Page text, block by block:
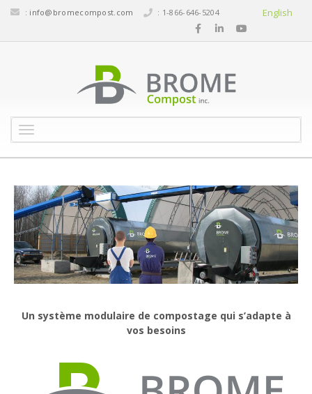
: info@bromecompost.com : 1-866-646-5204 English
M
e
RAMBRIDGE
Un système modulaire de compostage qui s’adapte à
vos besoins